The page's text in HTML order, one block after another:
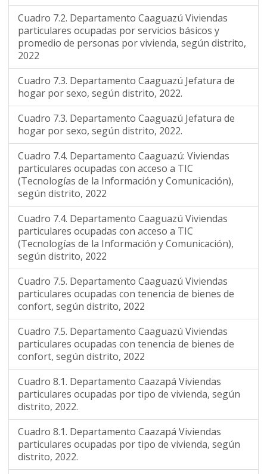
Cuadro 7.2. Departamento Caaguazú Viviendas
particulares ocupadas por servicios básicos y
promedio de personas por vivienda, según distrito,
2022
Cuadro 7.3. Departamento Caaguazú Jefatura de
hogar por sexo, según distrito, 2022.
Cuadro 7.3. Departamento Caaguazú Jefatura de
hogar por sexo, según distrito, 2022.
Cuadro 7.4. Departamento Caaguazú: Viviendas
particulares ocupadas con acceso a TIC
(Tecnologías de la Información y Comunicación),
según distrito, 2022
Cuadro 7.4. Departamento Caaguazú Viviendas
particulares ocupadas con acceso a TIC
(Tecnologías de la Información y Comunicación),
según distrito, 2022
Cuadro 7.5. Departamento Caaguazú Viviendas
particulares ocupadas con tenencia de bienes de
confort, según distrito, 2022
Cuadro 7.5. Departamento Caaguazú Viviendas
particulares ocupadas con tenencia de bienes de
confort, según distrito, 2022
Cuadro 8.1. Departamento Caazapá Viviendas
particulares ocupadas por tipo de vivienda, según
distrito, 2022.
Cuadro 8.1. Departamento Caazapá Viviendas
particulares ocupadas por tipo de vivienda, según
distrito, 2022.